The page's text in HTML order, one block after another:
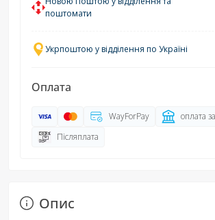
поштомати
Укрпоштою у відділення по Україні
Оплата
WayForPay
оплата
Післяплата
Опис